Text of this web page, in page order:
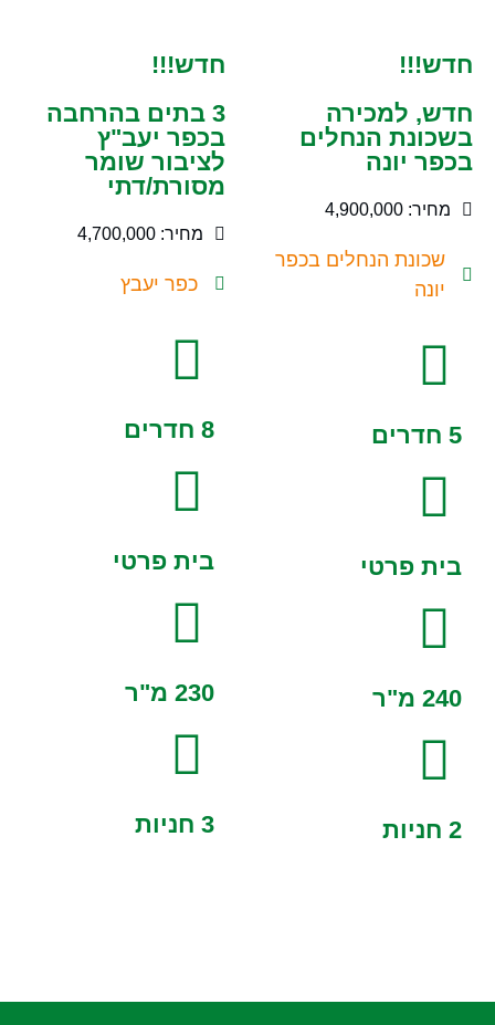
חדש!!!
חדש, למכירה
בשכונת הנחלים
בכפר יונה
מחיר: 4,900,000
שכונת הנחלים בכפר
יונה
5 חדרים
בית פרטי
240 מ"ר
2 חניות
חדש!!!
3 בתים בהרחבה
בכפר יעב"ץ
לציבור שומר
מסורת/דתי
מחיר: 4,700,000
כפר יעבץ
8 חדרים
בית פרטי
230 מ"ר
3 חניות